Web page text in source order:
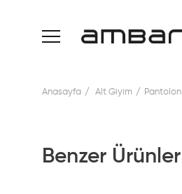
Anasayfa Alt Giyim Pantolon
Benzer Ürünler